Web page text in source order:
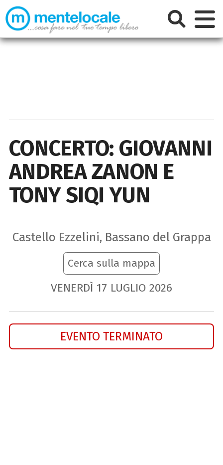
CONCERTO: GIOVANNI
ANDREA ZANON E
TONY SIQI YUN
Castello Ezzelini, Bassano del Grappa
Cerca sulla mappa
VENERDÌ 17 LUGLIO 2026
EVENTO TERMINATO